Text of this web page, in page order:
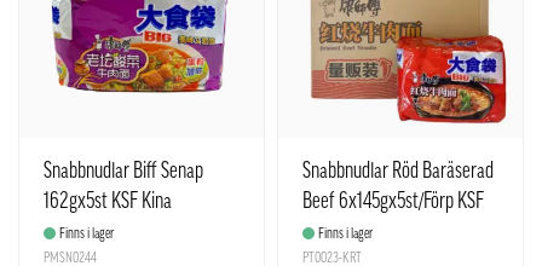
Snabbnudlar Biff Senap
162gx5st KSF Kina
Finns i lager
PMSN0244
Snabbnudlar Röd Baräserad
Beef 6x145gx5st/Förp KSF
KinaFinns i lager
PT0023-KRT